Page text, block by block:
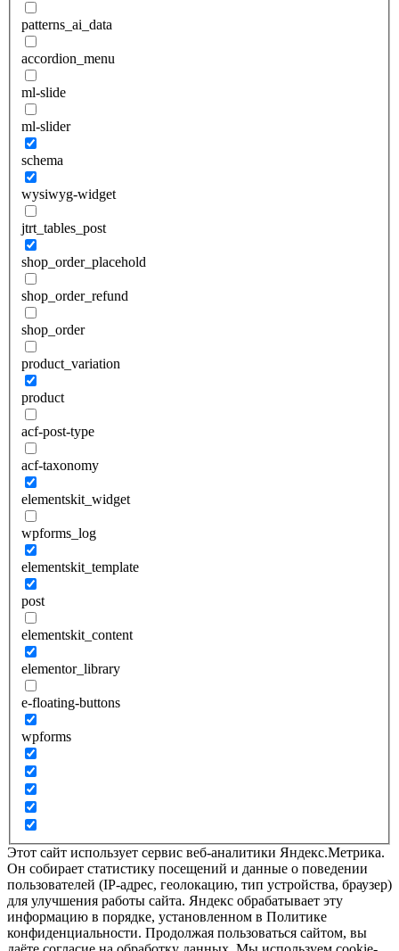
patterns_ai_data
accordion_menu
ml-slide
ml-slider
schema
wysiwyg-widget
jtrt_tables_post
shop_order_placehold
shop_order_refund
shop_order
product_variation
product
acf-post-type
acf-taxonomy
elementskit_widget
wpforms_log
elementskit_template
post
elementskit_content
elementor_library
e-floating-buttons
wpforms
Этот сайт использует сервис веб-аналитики Яндекс.Метрика.
Он собирает статистику посещений и данные о поведении
пользователей (IP-адрес, геолокацию, тип устройства, браузер)
для улучшения работы сайта. Яндекс обрабатывает эту
информацию в порядке, установленном в Политике
конфиденциальности. Продолжая пользоваться сайтом, вы